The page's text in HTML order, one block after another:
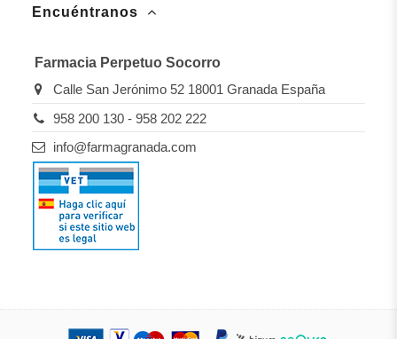
Encuéntranos
Farmacia Perpetuo Socorro
Calle San Jerónimo 52 18001 Granada España
958 200 130 - 958 202 222
info@farmagranada.com